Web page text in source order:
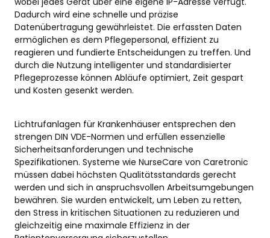
Dadurch wird eine schnelle und präzise
Datenübertragung gewährleistet. Die erfassten Daten
ermöglichen es dem Pflegepersonal, effizient zu
reagieren und fundierte Entscheidungen zu treffen. Und
durch die Nutzung intelligenter und standardisierter
Pflegeprozesse können Abläufe optimiert, Zeit gespart
und Kosten gesenkt werden.
Lichtrufanlagen für Krankenhäuser entsprechen den
strengen DIN VDE-Normen und erfüllen essenzielle
Sicherheitsanforderungen und technische
Spezifikationen. Systeme wie NurseCare von Caretronic
müssen dabei höchsten Qualitätsstandards gerecht
werden und sich in anspruchsvollen Arbeitsumgebungen
bewähren. Sie wurden entwickelt, um Leben zu retten,
den Stress in kritischen Situationen zu reduzieren und
gleichzeitig eine maximale Effizienz in der